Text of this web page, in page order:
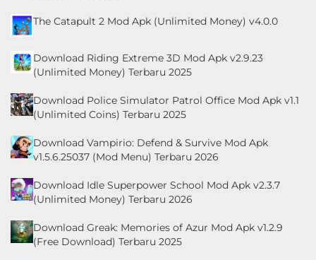
The Catapult 2 Mod Apk (Unlimited Money) v4.0.0
Download Riding Extreme 3D Mod Apk v2.9.23
(Unlimited Money) Terbaru 2025
Download Police Simulator Patrol Office Mod Apk v1.1
(Unlimited Coins) Terbaru 2025
Download Vampirio: Defend & Survive Mod Apk
v1.5.6.25037 (Mod Menu) Terbaru 2026
Download Idle Superpower School Mod Apk v2.3.7
(Unlimited Money) Terbaru 2026
Download Greak: Memories of Azur Mod Apk v1.2.9
(Free Download) Terbaru 2025